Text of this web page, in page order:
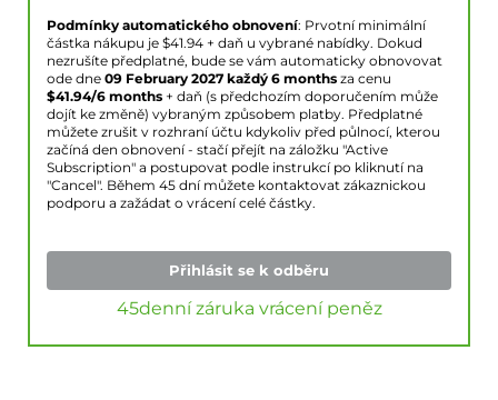
Podmínky automatického obnovení: Prvotní minimální
částka nákupu je $41.94 + daň u vybrané nabídky. Dokud
nezrušíte předplatné, bude se vám automaticky obnovovat
ode dne 09 February 2027 každý 6 months za cenu
$41.94/6 months + daň (s předchozím doporučením může
dojít ke změně) vybraným způsobem platby. Předplatné
můžete zrušit v rozhraní účtu kdykoliv před půlnocí, kterou
začíná den obnovení - stačí přejít na záložku "Active
Subscription" a postupovat podle instrukcí po kliknutí na
"Cancel". Během 45 dní můžete kontaktovat zákaznickou
podporu a zažádat o vrácení celé částky.
Přihlásit se k odběru
45denní záruka vrácení peněz